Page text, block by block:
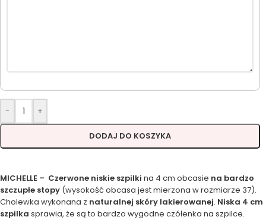
- +
DODAJ DO KOSZYKA
MICHELLE – Czerwone niskie szpilki na 4 cm obcasie na bardzo
szczupłe stopy (wysokość obcasa jest mierzona w rozmiarze 37).
Cholewka wykonana z naturalnej skóry lakierowanej. Niska 4 cm
szpilka sprawia, że są to bardzo wygodne czółenka na szpilce.